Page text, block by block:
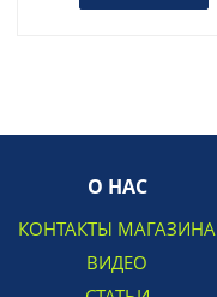
О НАС
КОНТАКТЫ МАГАЗИНА
ВИДЕО